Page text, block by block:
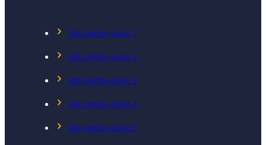
Văn phòng quận 1
Văn phòng quận 2
Văn phòng quận 3
Văn phòng quận 4
Văn phòng quận 5